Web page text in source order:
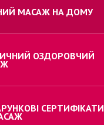
МАСАЖ НА ДОМУ
ОЗДОРОВЧИЙ
СЕРТИФІКАТИ